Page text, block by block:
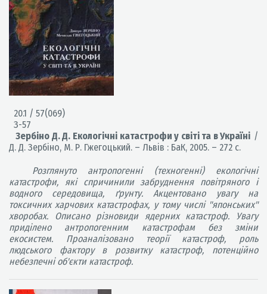
20.1 / 57(069)
З-57
Зербіно Д. Д. Екологічні катастрофи у світі та в Україні /
Д. Д. Зербіно, М. Р. Гжегоцький. – Львів : БаК, 2005. – 272 с.
Розглянуто антропогенні (техногенні) екологічні
катастрофи, які спричинили забруднення повітряного і
водного середовища, ґрунту. Акцентовано увагу на
токсичних харчових катастрофах, у тому числі "японських"
хворобах. Описано різновиди ядерних катастроф. Увагу
приділено антропогенним катастрофам без зміни
екосистем. Проаналізовано теорії катастроф, роль
людського фактору в розвитку катастроф, потенційно
небезпечні об'єкти катастроф.